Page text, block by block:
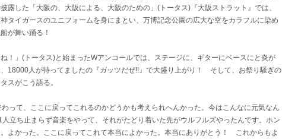
露した「大阪の、大阪による、大阪のための」(トータス)『大阪ストラット』では、
タイガースのユニフォームを身にまとい、万博記念公園の広大な空をカラフルに染め
が舞い踊る！
！」(トータス)と始まったWアンコールでは、ステージに、ギターにベースにと炎が
18000人が待ってましたの『ガッツだぜ!!』で大盛り上がり！ そして、お祭り騒ぎの
スがこう語る。
わって、ここに戻ってこれるのかどうかも考えられへんかった。今はこんなに元気なん
立ち止まらず音楽をやって、それがたどり着いた先がウルフルズやったんです。ホン
よかった。ここに戻ってこれて本当によかった。本当にありがとう！ これからもよ